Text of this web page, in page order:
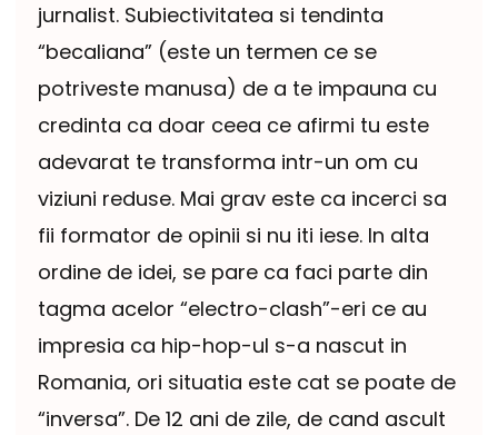
jurnalist. Subiectivitatea si tendinta
“becaliana” (este un termen ce se
potriveste manusa) de a te impauna cu
credinta ca doar ceea ce afirmi tu este
adevarat te transforma intr-un om cu
viziuni reduse. Mai grav este ca incerci sa
fii formator de opinii si nu iti iese. In alta
ordine de idei, se pare ca faci parte din
tagma acelor “electro-clash”-eri ce au
impresia ca hip-hop-ul s-a nascut in
Romania, ori situatia este cat se poate de
“inversa”. De 12 ani de zile, de cand ascult